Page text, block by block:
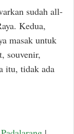
sudah all-
Kedua,
masak untuk
souvenir,
itu, tidak ada